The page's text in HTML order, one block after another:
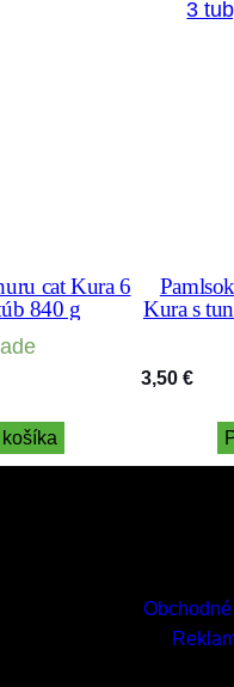
cat Kura 6
840 g
Kura s
3,50 €